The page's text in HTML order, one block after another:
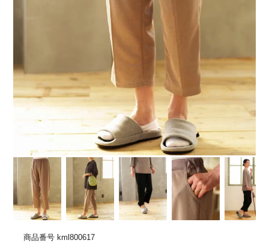
商品番号 kml800617